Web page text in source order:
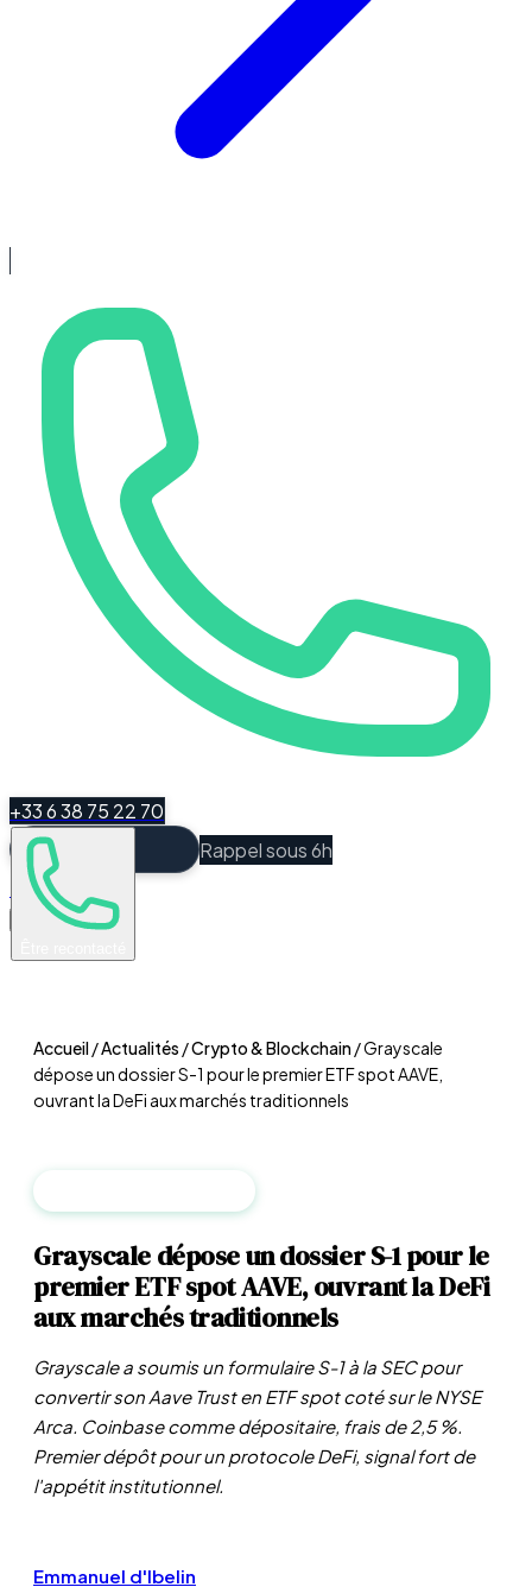
+33 6 38 75 22 70
Rappel sous 6h
Espace Client
Accueil/Actualités /Crypto & Blockchain/Grayscale
dépose un dossier S-1 pour le premier ETF spot AAVE,
ouvrant la DeFi aux marchés traditionnels
Grayscale dépose un dossier S-1 pour le
premier ETF spot AAVE, ouvrant la DeFi
aux marchés traditionnels
Grayscale a soumis un formulaire S-1 à la SEC pour
convertir son Aave Trust en ETF spot coté sur le NYSE
Arca. Coinbase comme dépositaire, frais de 2,5 %.
Premier dépôt pour un protocole DeFi, signal fort de
l'appétit institutionnel.
Emmanuel d'Ibelin